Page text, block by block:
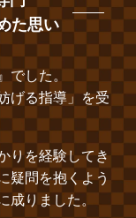
た思い
でした。
げる指導」を受
りを経験してき
疑問を抱くよう
成りました。